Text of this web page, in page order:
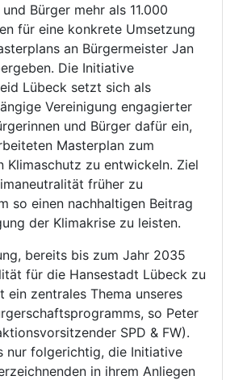
Bürger mehr als 11.000
für eine konkrete Umsetzung
an Bürgermeister Jan
Die Initiative
Lübeck setzt sich als
Vereinigung engagierter
und Bürger dafür ein,
Masterplan zum
Klimaschutz zu entwickeln. Ziel
früher zu
so einen nachhaltigen Beitrag
der Klimakrise zu leisten.
bereits bis zum Jahr 2035
für die Hansestadt Lübeck zu
ein zentrales Thema unseres
so Peter
SPD & FW).
nur folgerichtig, die Initiative
in ihrem Anliegen